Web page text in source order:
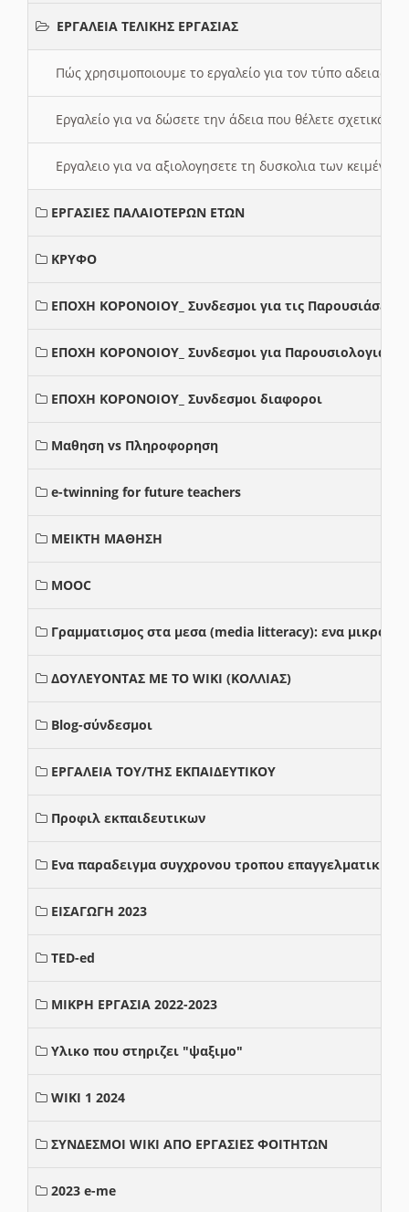
ΕΡΓΑΛΕΙΑ ΤΕΛΙΚΗΣ ΕΡΓΑΣΙΑΣ
Πώς χρησιμοποιουμε το εργαλείο για τον τύπο αδειας
Εργαλείο για να δώσετε την άδεια που θέλετε σχετικά
Εργαλειο για να αξιολογησετε τη δυσκολια των
ΕΡΓΑΣΙΕΣ ΠΑΛΑΙΟΤΕΡΩΝ ΕΤΩΝ
ΚΡΥΦΟ
ΕΠΟΧΗ ΚΟΡΟΝΟΙΟΥ_ Συνδεσμοι για τις Παρουσιάσεις
ΕΠΟΧΗ ΚΟΡΟΝΟΙΟΥ_ Συνδεσμοι για Παρουσιολογια
ΕΠΟΧΗ ΚΟΡΟΝΟΙΟΥ_ Συνδεσμοι διαφοροι
Μαθηση vs Πληροφορηση
e-twinning for future teachers
ΜΕΙΚΤΗ ΜΑΘΗΣΗ
MOOC
Γραμματισμος στα μεσα (media litteracy): ενα μικρο
ΔΟΥΛΕΥΟΝΤΑΣ ΜΕ ΤΟ WIKI (ΚΟΛΛΙΑΣ)
Blog-σύνδεσμοι
ΕΡΓΑΛΕΙΑ ΤΟΥ/ΤΗΣ ΕΚΠΑΙΔΕΥΤΙΚΟΥ
Προφιλ εκπαιδευτικων
Ενα παραδειγμα συγχρονου τροπου επαγγελματικης
ΕΙΣΑΓΩΓΗ 2023
TED-ed
ΜΙΚΡΗ ΕΡΓΑΣΙΑ 2022-2023
Υλικο που στηριζει "ψαξιμο"
WIKI 1 2024
ΣΥΝΔΕΣΜΟΙ WIKI ΑΠΟ ΕΡΓΑΣΙΕΣ ΦΟΙΤΗΤΩΝ
2023 e-me